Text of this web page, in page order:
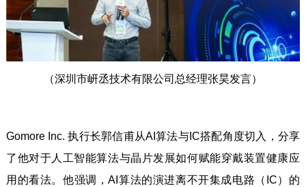
（深圳市岍丞技术有限公司总经理张昊发言）
Gomore Inc. 执行长郭信甫从AI算法与IC搭配角度切入，分享
了他对于人工智能算法与晶片发展如何赋能穿戴装置健康应
用的看法。他强调，AI算法的演进离不开集成电路（IC）的